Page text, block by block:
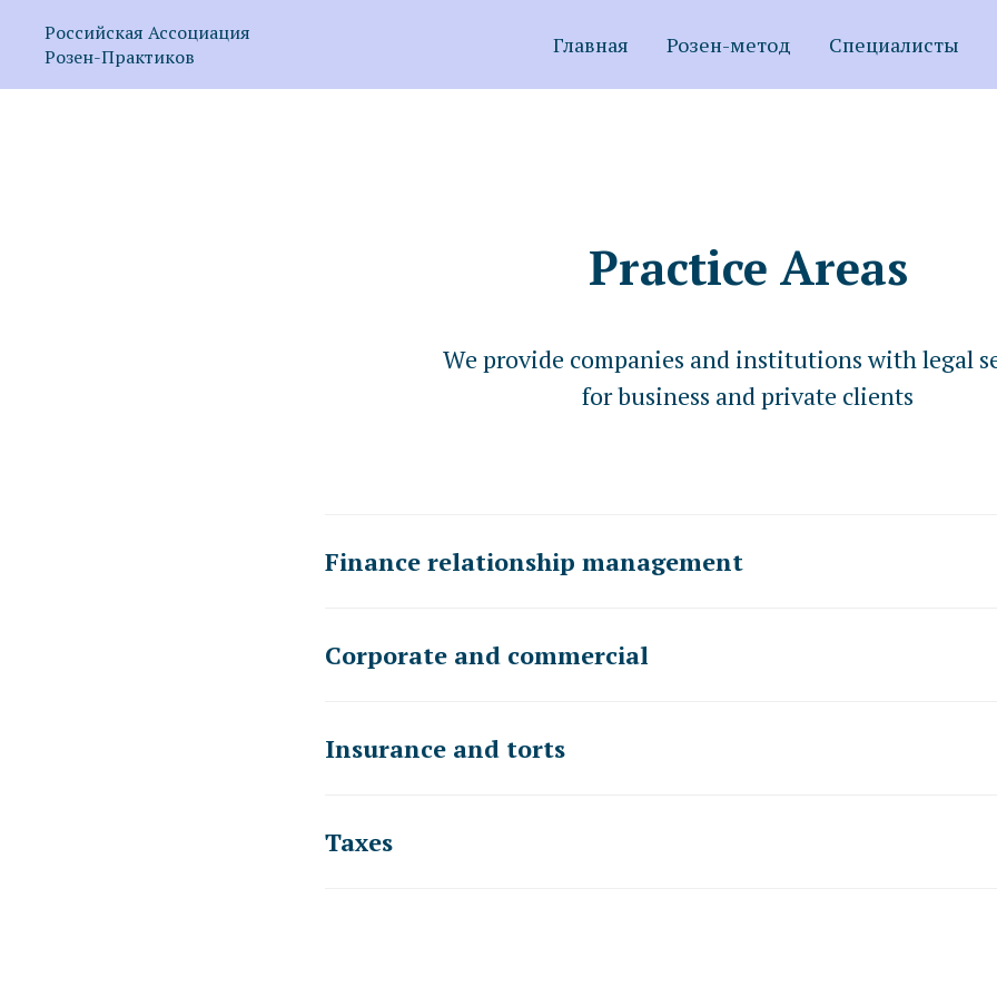
Российская Ассоциация
Розен-Практиков
Главная Розен-метод Cпециалисты
Practice Areas
We provide companies and institutions with legal
for business and private clients
Finance relationship management
Corporate and commercial
Insurance and torts
Taxes